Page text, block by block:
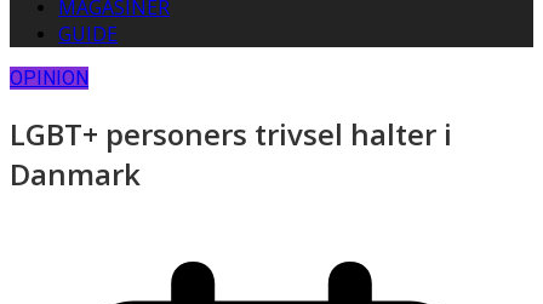
MAGASINER
GUIDE
OPINION
LGBT+ personers trivsel halter i
Danmark